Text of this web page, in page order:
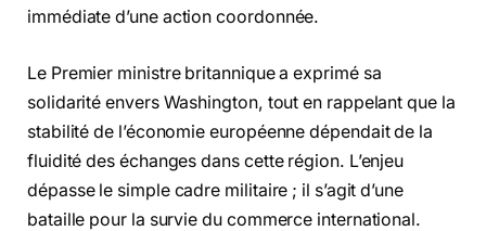
immédiate d’une action coordonnée.
Le Premier ministre britannique a exprimé sa
solidarité envers Washington, tout en rappelant que la
stabilité de l’économie européenne dépendait de la
fluidité des échanges dans cette région. L’enjeu
dépasse le simple cadre militaire ; il s’agit d’une
bataille pour la survie du commerce international.